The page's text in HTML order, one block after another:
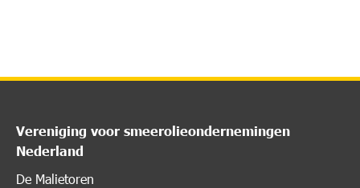
Vereniging voor smeerolieondernemingen
Nederland
De Malietoren